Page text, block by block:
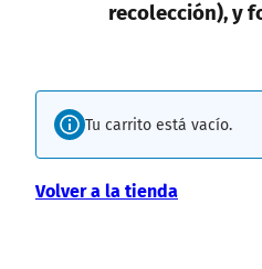
recolección), y
Tu carrito está vacío.
Volver a la tienda